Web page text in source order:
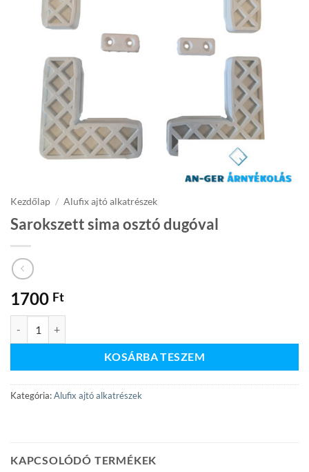
Kezdőlap / Alufix ajtó alkatrészek
Sarokszett sima osztó dugóval
1700 Ft
KOSÁRBA TESZEM
Kategória:Alufix ajtó alkatrészek
KAPCSOLÓDÓ TERMÉKEK